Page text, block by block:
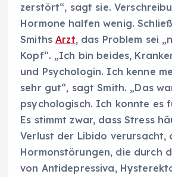
zerstört“, sagt sie.
Hormone halfen wenig.
SmithsArzt, das Problem sei
Kopf“. „Ich bin beides,
und Psychologin. Ich kenne
sehr gut“, sagt Smith. „Das
psychologisch. Ich konnte es
Es stimmt zwar, dass Stress
Verlust der Libido verursacht,
Hormonstörungen, die durch
von Antidepressiva,